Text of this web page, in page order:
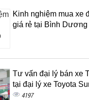
Kinh nghiệm mua xe
giá rẻ tại Bình Dương
Tư vấn đại lý bán xe
tại đại lý xe Toyota
4197